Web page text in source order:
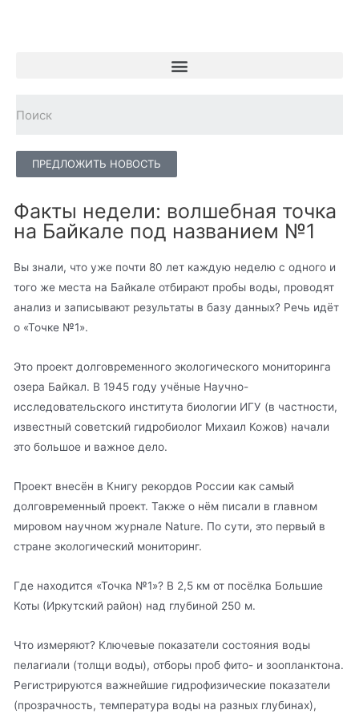
ПРЕДЛОЖИТЬ НОВОСТЬ
Факты недели: волшебная точка
на Байкале под названием №1
Вы знали, что уже почти 80 лет каждую неделю с одного и
того же места на Байкале отбирают пробы воды, проводят
анализ и записывают результаты в базу данных? Речь идёт
о «Точке №1».
Это проект долговременного экологического мониторинга
озера Байкал. В 1945 году учёные Научно-
исследовательского института биологии ИГУ (в частности,
известный советский гидробиолог Михаил Кожов) начали
это большое и важное дело.
Проект внесён в Книгу рекордов России как самый
долговременный проект. Также о нём писали в главном
мировом научном журнале Nature. По сути, это первый в
стране экологический мониторинг.
Где находится «Точка №1»? В 2,5 км от посёлка Большие
Коты (Иркутский район) над глубиной 250 м.
Что измеряют? Ключевые показатели состояния воды
пелагиали (толщи воды), отборы проб фито- и зоопланктона.
Регистрируются важнейшие гидрофизические показатели
(прозрачность, температура воды на разных глубинах),